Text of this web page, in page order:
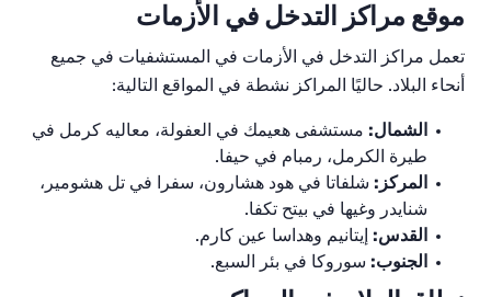
موقع مراكز التدخل في الأزمات
تعمل مراكز التدخل في الأزمات في المستشفيات في جميع
أنحاء البلاد. حاليًا المراكز نشطة في المواقع التالية:
الشمال: مستشفى هعيمك في العفولة، معاليه كرمل في
طيرة الكرمل، رمبام في حيفا.
المركز: شلفاتا في هود هشارون، سفرا في تل هشومير،
شنايدر وغيها في بيتح تكفا.
القدس: إيتانيم وهداسا عين كارم.
الجنوب: سوروكا في بئر السبع.